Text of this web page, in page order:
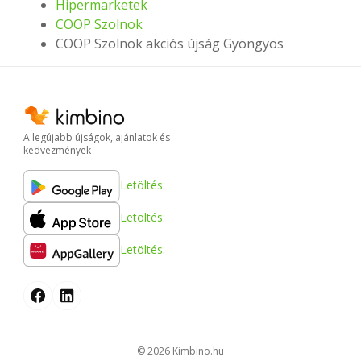
Hipermarketek
COOP Szolnok
COOP Szolnok akciós újság Gyöngyös
A legújabb újságok, ajánlatok és
kedvezmények
Letöltés:
Letöltés:
Letöltés:
© 2026 kimbino.hu